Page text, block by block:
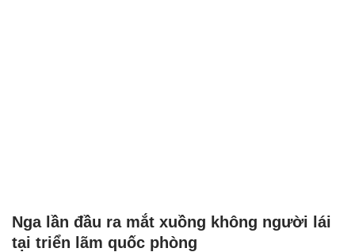
Nga lần đầu ra mắt xuồng không người lái
tại triển lãm quốc phòng